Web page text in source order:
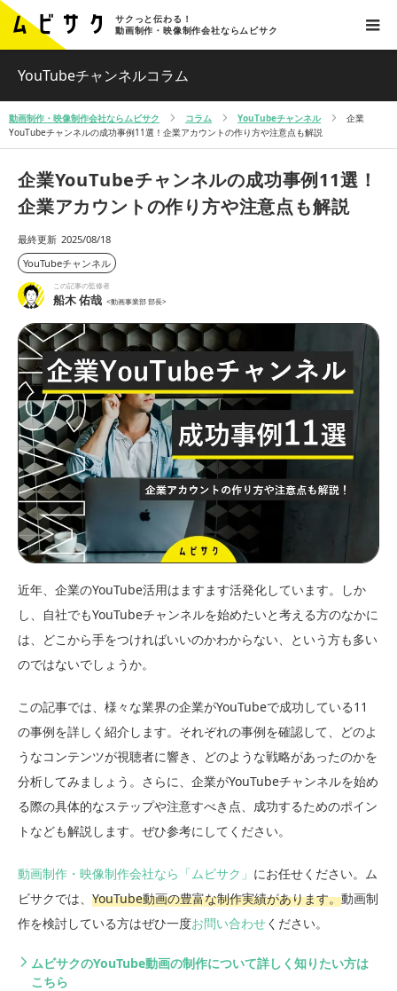
サクっと伝わる！
動画制作・映像制作会社ならムビサク
YouTubeチャンネルコラム
動画制作・映像制作会社ならムビサク コラム YouTubeチャンネル
企業
YouTubeチャンネルの成功事例11選！企業アカウントの作り方や注意点も解説
企業YouTubeチャンネルの成功事例11選！
企業アカウントの作り方や注意点も解説
最終更新 2025/08/18
YouTubeチャンネル
この記事の監修者
船木 佑哉 <動画事業部 部長>
近年、企業のYouTube活用はますます活発化しています。しか
し、自社でもYouTubeチャンネルを始めたいと考える方のなかに
は、どこから手をつければいいのかわからない、という方も多い
のではないでしょうか。
この記事では、様々な業界の企業がYouTubeで成功している11
の事例を詳しく紹介します。それぞれの事例を確認して、どのよ
うなコンテンツが視聴者に響き、どのような戦略があったのかを
分析してみましょう。さらに、企業がYouTubeチャンネルを始め
る際の具体的なステップや注意すべき点、成功するためのポイン
トなども解説します。ぜひ参考にしてください。
動画制作・映像制作会社なら「ムビサク」 にお任せください。ム
ビサクでは、 YouTube動画の豊富な制作実績があります。動画制
作を検討している方はぜひ一度お問い合わせください。
ムビサクのYouTube動画の制作について詳しく知りたい方は
こちら